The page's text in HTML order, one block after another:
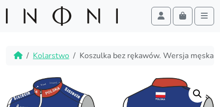
Account
Cart
HomeKolarstwo Koszulka bez rękawów. Wersja męska.